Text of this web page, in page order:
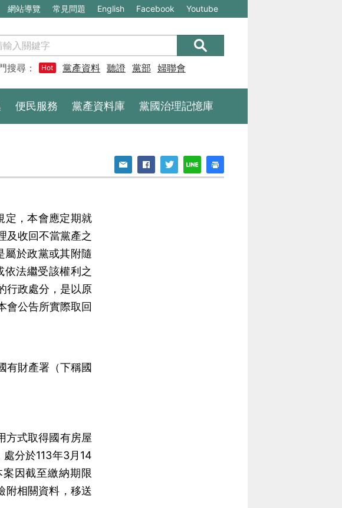
網站導覽 常見問題 English
(另
視
開
個
Facebook
(另
開
個
Youtube
搜尋：
Hot 黨產資料庫聽證 黨部 婦聯會
便民服務 黨產資料庫 黨國治理記憶庫
定，本會應定期就
及收回不當黨產之
屬於政黨或其附隨
法繼受該權利之
行政處分，是以原
會公告所實際取回
有財產署（下稱國
式取得國有房屋
分於113年3月14
因截至繳納期限
附相關資料，移送